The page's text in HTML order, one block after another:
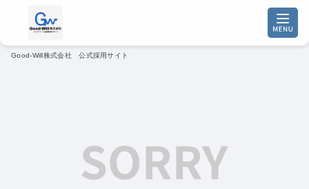
Good-Will株式会社 公式採用サイト